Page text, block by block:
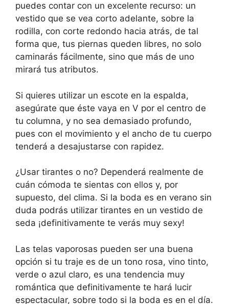
puedes contar con un excelente recurso: un
vestido que se vea corto adelante, sobre la
rodilla, con corte redondo hacia atrás, de tal
forma que, tus piernas queden libres, no solo
caminarás fácilmente, sino que más de uno
mirará tus atributos.
Si quieres utilizar un escote en la espalda,
asegúrate que éste vaya en V por el centro de
tu columna, y no sea demasiado profundo,
pues con el movimiento y el ancho de tu cuerpo
tenderá a desajustarse con rapidez.
¿Usar tirantes o no? Dependerá realmente de
cuán cómoda te sientas con ellos y, por
supuesto, del clima. Si la boda es en verano sin
duda podrás utilizar tirantes en un vestido de
seda ¡definitivamente te verás muy sexy!
Las telas vaporosas pueden ser una buena
opción si tu traje es de un tono rosa, vino tinto,
verde o azul claro, es una tendencia muy
romántica que definitivamente te hará lucir
espectacular, sobre todo si la boda es en el día.